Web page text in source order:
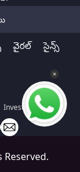
వైరల్ సైన్స్
Investors
Reserved.